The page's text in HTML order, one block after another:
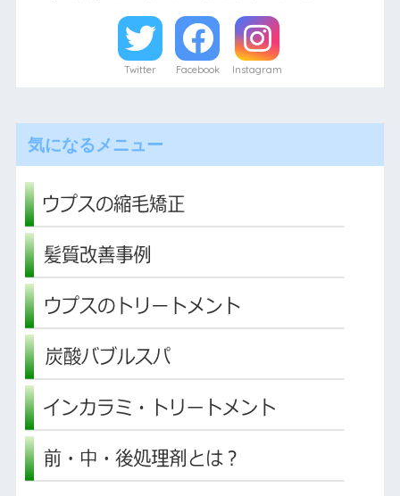
Twitter Facebook Instagram
気になるメニュー